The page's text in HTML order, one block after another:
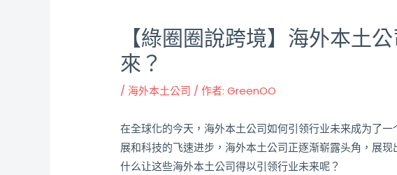
【綠圈圈說跨境】海外本土
來？
/ 海外本土公司 / 作者:GreenOO
在全球化的今天，海外本土公司如何引领行业未来成为了
展和科技的飞速进步，海外本土公司正逐渐崭露头角，展
什么让这些海外本土公司得以引领行业未来呢？